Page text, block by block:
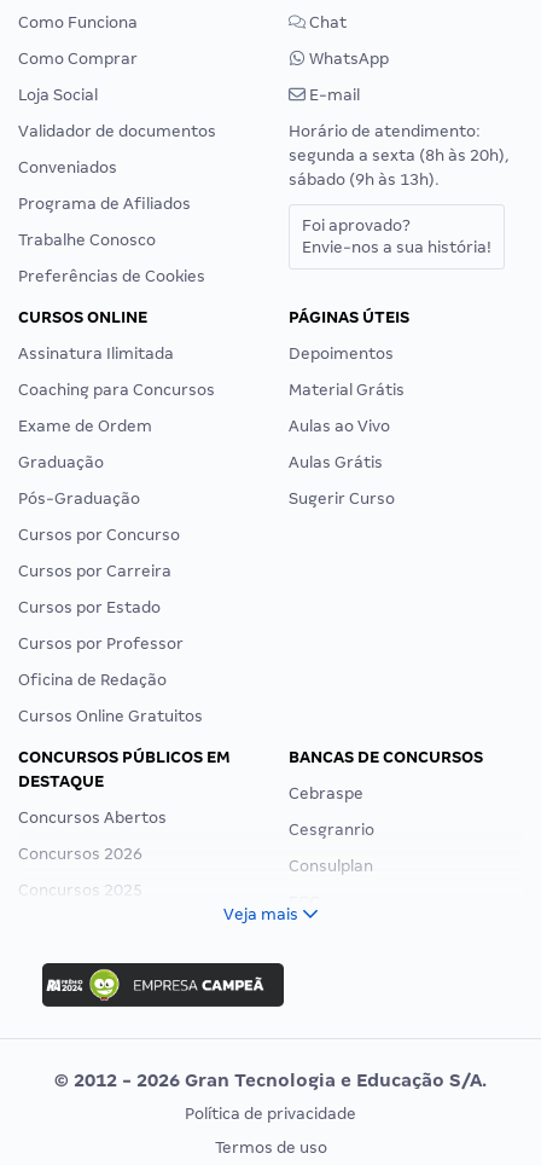
Como Funciona
Como Comprar
Loja Social
Validador de documentos
Conveniados
Programa de Afiliados
Trabalhe Conosco
Preferências de Cookies
Chat
WhatsApp
E-mail
Horário de atendimento:
segunda a sexta (8h às 20h),
sábado (9h às 13h).
Foi aprovado?
Envie-nos a sua história!
CURSOS ONLINE
Assinatura Ilimitada
Coaching para Concursos
Exame de Ordem
Graduação
Pós-Graduação
Cursos por Concurso
Cursos por Carreira
Cursos por Estado
Cursos por Professor
Oficina de Redação
Cursos Online Gratuitos
PÁGINAS ÚTEIS
Depoimentos
Material Grátis
Aulas ao Vivo
Aulas Grátis
Sugerir Curso
CONCURSOS PÚBLICOS EM
DESTAQUE
Concursos Abertos
Concursos 2026
Concursos 2025
Concurso Ibama
Concurso MPU
Editais publicados
BANCAS DE CONCURSOS
Cebraspe
Cesgranrio
Consulplan
Vunesp
CONCURSOS POR PROFISSÃO
EXAME DE ORDEM
Veja mais
© 2012 - 2026 Gran Tecnologia e Educação S/A.
Política de privacidade
Termos de uso